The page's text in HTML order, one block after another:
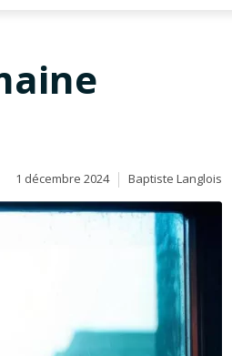
1 décembre 2024 Baptiste Langlois